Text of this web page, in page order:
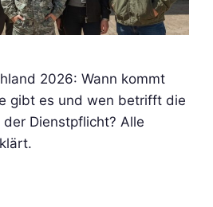
2026: Wann kommt
gibt es und wen betrifft die
der Dienstpflicht? Alle